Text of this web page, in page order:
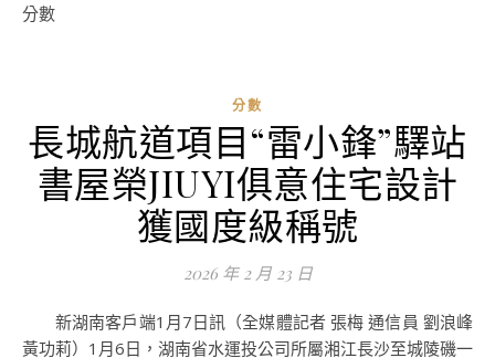
分數
分數
長城航道項目“雷小鋒”驛站
書屋榮JIUYI俱意住宅設計
獲國度級稱號
2026 年 2 月 23 日
新湖南客戶端1月7日訊（全媒體記者 張梅 通信員 劉浪峰
黃功莉）1月6日，湖南省水運投公司所屬湘江長沙至城陵磯一